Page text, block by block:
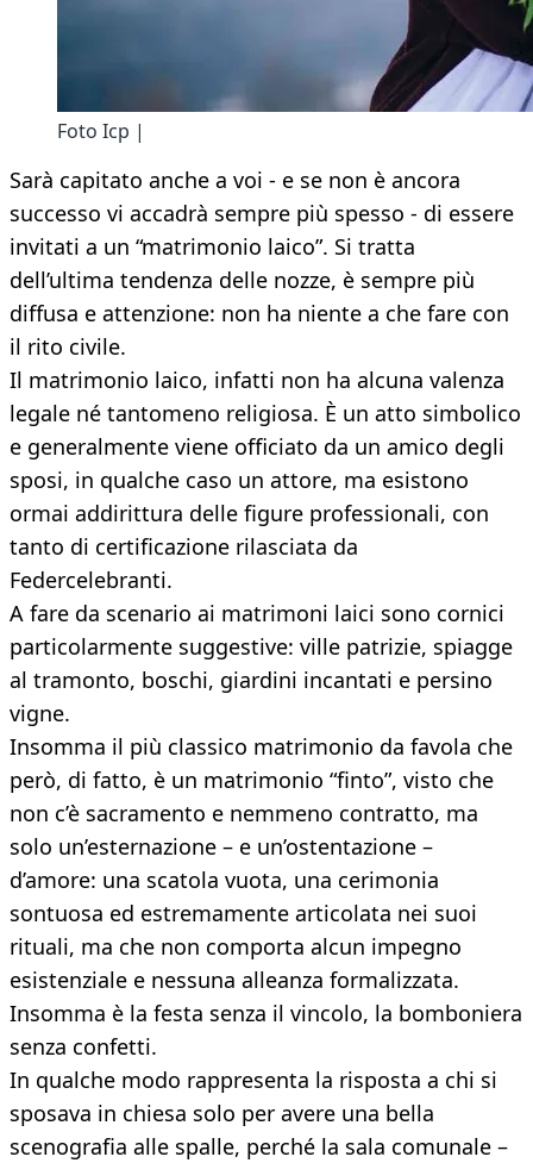
Foto Icp |
Sarà capitato anche a voi - e se non è ancora
successo vi accadrà sempre più spesso - di essere
invitati a un “matrimonio laico”. Si tratta
dell’ultima tendenza delle nozze, è sempre più
diffusa e attenzione: non ha niente a che fare con
il rito civile.
Il matrimonio laico, infatti non ha alcuna valenza
legale né tantomeno religiosa. È un atto simbolico
e generalmente viene officiato da un amico degli
sposi, in qualche caso un attore, ma esistono
ormai addirittura delle figure professionali, con
tanto di certificazione rilasciata da
Federcelebranti.
A fare da scenario ai matrimoni laici sono cornici
particolarmente suggestive: ville patrizie, spiagge
al tramonto, boschi, giardini incantati e persino
vigne.
Insomma il più classico matrimonio da favola che
però, di fatto, è un matrimonio “finto”, visto che
non c’è sacramento e nemmeno contratto, ma
solo un’esternazione – e un’ostentazione –
d’amore: una scatola vuota, una cerimonia
sontuosa ed estremamente articolata nei suoi
rituali, ma che non comporta alcun impegno
esistenziale e nessuna alleanza formalizzata.
Insomma è la festa senza il vincolo, la bomboniera
senza confetti.
In qualche modo rappresenta la risposta a chi si
sposava in chiesa solo per avere una bella
scenografia alle spalle, perché la sala comunale –